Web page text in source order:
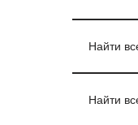
Найти
Найти